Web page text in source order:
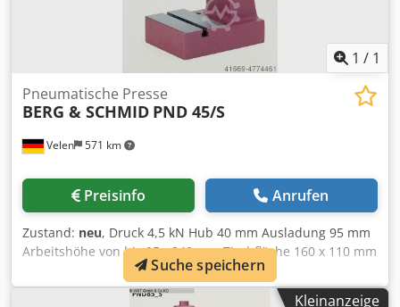
1 / 1
Velen 571 km
Pneumatische Presse
BERG & SCHMID PND 45/S
Preisinfo Anrufen
Zustand: neu, Druck 4,5 kN Hub 40 mm Ausladung 95 mm
Arbeitshöhe von bis 95 - 240 mm Tischfläche 160 x 110 mm
Spindeldurchmesser 25 mm Maschinengewicht ca. 24 Kg
Abmessungen L x B x H 160 x 230 mm Direkt wirkende
Kleinanzeige
Suche speichern